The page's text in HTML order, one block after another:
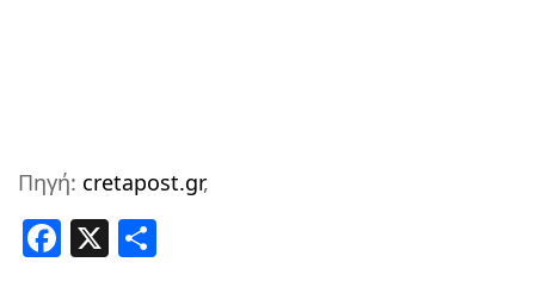
Πηγή: cretapost.gr,
Facebook
X